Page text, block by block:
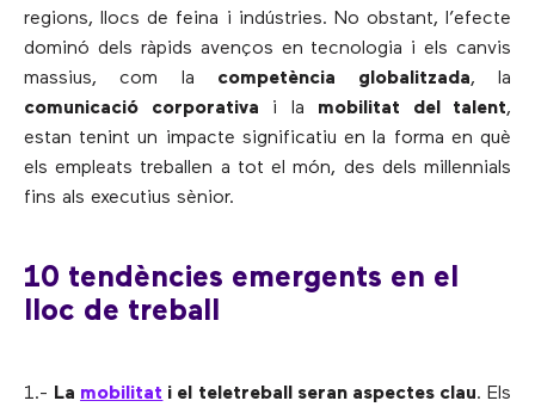
regions, llocs de feina i indústries. No obstant, l’efecte
dominó dels ràpids avenços en tecnologia i els canvis
massius, com la competència globalitzada, la
comunicació corporativa i la mobilitat del talent,
estan tenint un impacte significatiu en la forma en què
els empleats treballen a tot el món, des dels millennials
fins als executius sènior.
10 tendències emergents en el
lloc de treball
1.- La mobilitat i el teletreball seran aspectes clau. Els